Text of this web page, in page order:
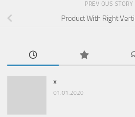
PREVIOUS STORY
Product With Right
x
01.01.2020